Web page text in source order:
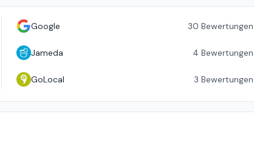
Google 30 Bewertungen
Jameda 4 Bewertungen
GoLocal 3 Bewertungen